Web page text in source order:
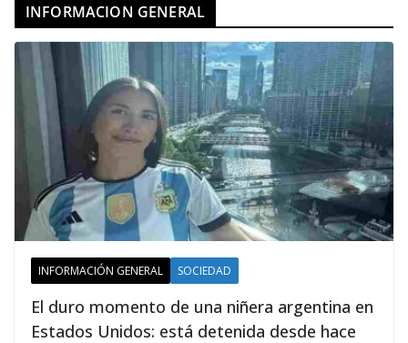
INFORMACION GENERAL
INFORMACIÓN GENERAL SOCIEDAD
El duro momento de una niñera argentina en
Estados Unidos: está detenida desde hace